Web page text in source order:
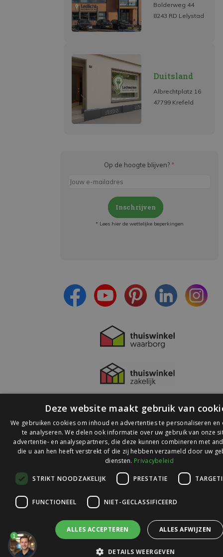
Bolderweg 44
8243 RD Lelystad
Duitsland
Albrechtplatz 16
47799 Krefeld
Op de hoogte blijven? *
Inschrijven
* Lees hier de wettelijke beperkingen
© 2026 Ledlichtdiscounter.nl
op
Webwinkelkeur
1
Deze website maakt gebruik van
We gebruiken cookies om inhoud en advertenties te personaliseren en
te analyseren. We delen ook informatie over uw gebruik van onze
advertentie- en analysepartners, die deze kunnen combineren met
die u aan hen heeft verstrekt of die zij hebben verzameld door uw
diensten. Privacybeleid
STRIKT NOODZAKELIJK PRESTATIE
FUNCTIONEEL NIET-GECLASSIFICEERD
ALLES ACCEPTEREN ALLES AFWIJZEN
DETAILS WEERGEVEN